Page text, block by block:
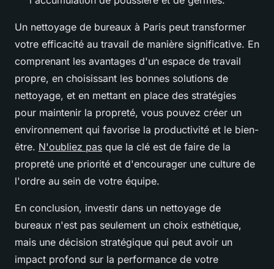
Un nettoyage de bureaux à Paris peut transformer
votre efficacité au travail de manière significative. En
comprenant les avantages d'un espace de travail
propre, en choisissant les bonnes solutions de
nettoyage, et en mettant en place des stratégies
pour maintenir la propreté, vous pouvez créer un
environnement qui favorise la productivité et le bien-
être. N'oubliez pas que la clé est de faire de la
propreté une priorité et d'encourager une culture de
l'ordre au sein de votre équipe.
En conclusion, investir dans un nettoyage de
bureaux n'est pas seulement un choix esthétique,
mais une décision stratégique qui peut avoir un
impact profond sur la performance de votre